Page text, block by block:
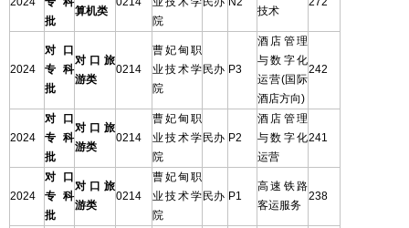
批
算机类
院
技术
2024
对口
专科
批
对口旅
游类
0214
曹妃甸职
业技术学
院
民办 P3
酒店管理
与数字化
运营(国际
酒店方向)
242
2024
对口
专科
批
对口旅
游类
0214
曹妃甸职
业技术学
院
民办 P2
酒店管理
与数字化
运营
241
2024
对口
专科
批
对口旅
游类
0214
曹妃甸职
业技术学
院
民办 P1
高速铁路
客运服务
238